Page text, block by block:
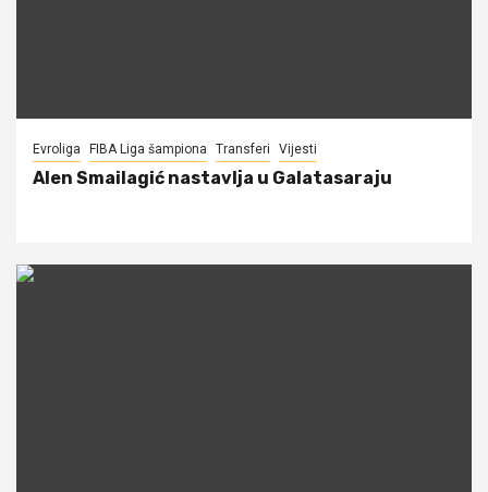
Evroliga FIBA Liga šampiona Transferi Vijesti
Alen Smailagić nastavlja u Galatasaraju